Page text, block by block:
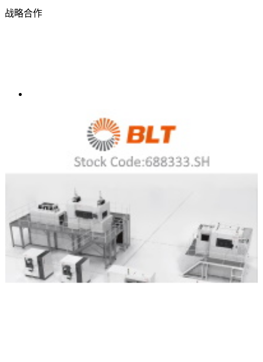
战略合作